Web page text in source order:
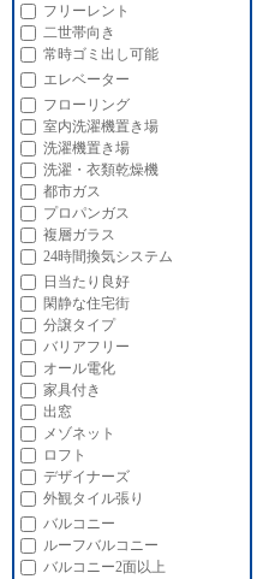
フリーレント
二世帯向き
常時ゴミ出し可能
エレベーター
フローリング
室内洗濯機置き場
洗濯機置き場
洗濯・衣類乾燥機
都市ガス
プロパンガス
複層ガラス
24時間換気システム
日当たり良好
閑静な住宅街
分譲タイプ
バリアフリー
オール電化
家具付き
出窓
メゾネット
ロフト
デザイナーズ
外観タイル張り
バルコニー
ルーフバルコニー
バルコニー2面以上